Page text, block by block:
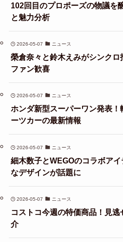
102回目のプロポーズの物議を
と魅力分析
2026-05-07 ニュース
榮倉奈々と鈴木えみがシンク
ファン歓喜
2026-05-07 ニュース
ホンダ新型スーパーワン発表
ーツカーの最新情報
2026-05-07 ニュース
細木数子とWEGOのコラボア
なデザインが話題に
2026-05-07 ニュース
コストコ今週の特価商品！見
介